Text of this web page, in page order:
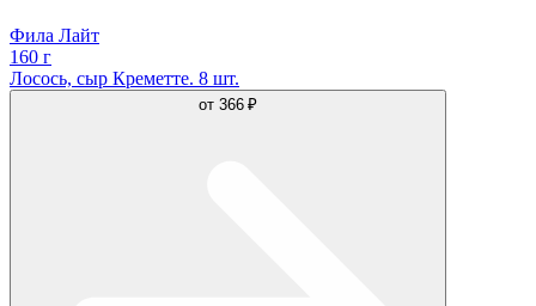
Фила Лайт
160 г
Лосось, сыр Креметте. 8 шт.
от 366 ₽